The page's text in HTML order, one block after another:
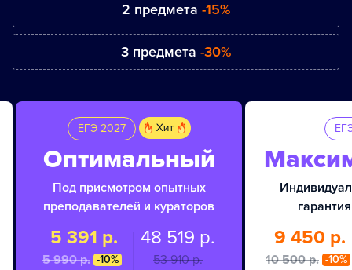
2 предмета -15%
3 предмета -30%
ЕГЭ 2027
Оптимальный
Под присмотром опытных
преподавателей и кураторов
5 391 р.
5 990 p. -10%
48 519 р.
53 910 p.
9 450 р.
10 500 p. -10%